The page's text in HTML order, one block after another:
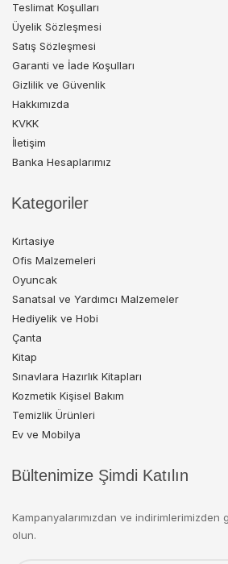
Teslimat Koşulları
Üyelik Sözleşmesi
Satış Sözleşmesi
Garanti ve İade Koşulları
Gizlilik ve Güvenlik
Hakkımızda
KVKK
İletişim
Banka Hesaplarımız
Kategoriler
Kırtasiye
Ofis Malzemeleri
Oyuncak
Sanatsal ve Yardımcı Malzemeler
Hediyelik ve Hobi
Çanta
Kitap
Sınavlara Hazırlık Kitapları
Kozmetik Kişisel Bakım
Temizlik Ürünleri
Ev ve Mobilya
Bültenimize Şimdi Katılın
Kampanyalarımızdan ve
olun.